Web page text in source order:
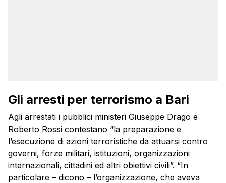
Gli arresti per terrorismo a Bari
Agli arrestati i pubblici ministeri Giuseppe Drago e
Roberto Rossi contestano “la preparazione e
l’esecuzione di azioni terroristiche da attuarsi contro
governi, forze militari, istituzioni, organizzazioni
internazionali, cittadini ed altri obiettivi civili”. “In
particolare – dicono – l’organizzazione, che aveva